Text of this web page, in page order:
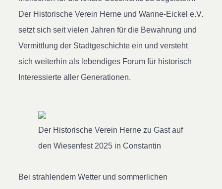
Der Historische Verein Herne und Wanne-Eickel e.V.
setzt sich seit vielen Jahren für die Bewahrung und
Vermittlung der Stadtgeschichte ein und versteht
sich weiterhin als lebendiges Forum für historisch
Interessierte aller Generationen.
Der Historische Verein Herne zu Gast auf
den Wiesenfest 2025 in Constantin
Bei strahlendem Wetter und sommerlichen